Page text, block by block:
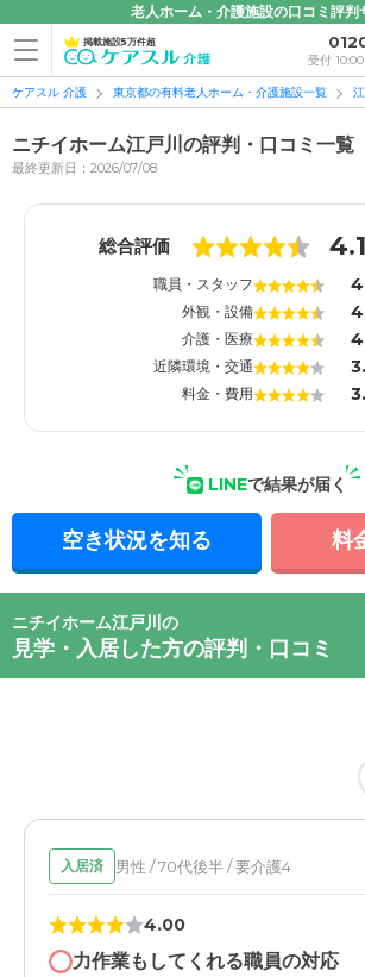
老人ホーム・介護施設の口コミ評判
掲載施設5万件超
受付
ケアスル 介護 東京都の有料老人ホーム・介護施設一覧
ニチイホーム江戸川の評判・口コミ一覧
最終更新日：2026/07/08
総合評価 4.1
職員・スタッフ
外観・設備
介護・医療
近隣環境・交通
料金・費用
LINEで結果が届く
空き状況を知る 料
ニチイホーム江戸川の
見学・入居した方の評判・口コミ
入居済 男性 / 70代後半 / 要介護4
4.00
力作業もしてくれる職員の対応